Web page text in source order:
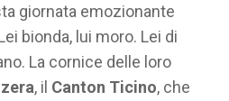
giornata emozionante
bionda, lui moro. Lei di
La cornice delle loro
, il Canton Ticino, che